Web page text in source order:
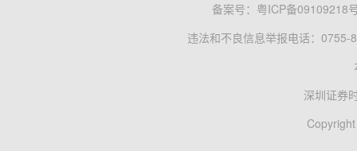
备案号： 粤ICP备09109218
违法和不良信息举报电话：0755-
深圳证券